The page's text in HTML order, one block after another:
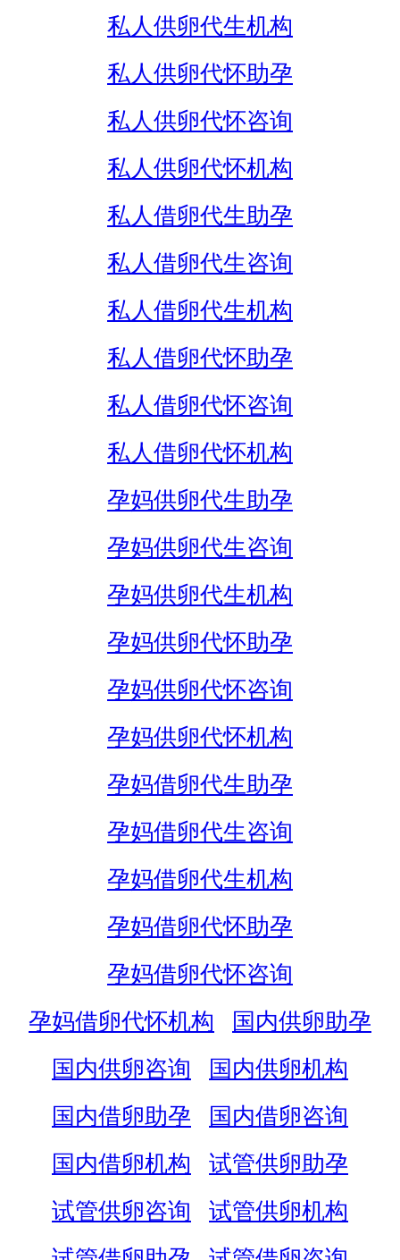
私人供卵代生机构
私人供卵代怀助孕
私人供卵代怀咨询
私人供卵代怀机构
私人借卵代生助孕
私人借卵代生咨询
私人借卵代生机构
私人借卵代怀助孕
私人借卵代怀咨询
私人借卵代怀机构
孕妈供卵代生助孕
孕妈供卵代生咨询
孕妈供卵代生机构
孕妈供卵代怀助孕
孕妈供卵代怀咨询
孕妈供卵代怀机构
孕妈借卵代生助孕
孕妈借卵代生咨询
孕妈借卵代生机构
孕妈借卵代怀助孕
孕妈借卵代怀咨询
孕妈借卵代怀机构
国内供卵助孕
国内供卵咨询
国内供卵机构
国内借卵助孕
国内借卵咨询
国内借卵机构
试管供卵助孕
试管供卵咨询
试管供卵机构